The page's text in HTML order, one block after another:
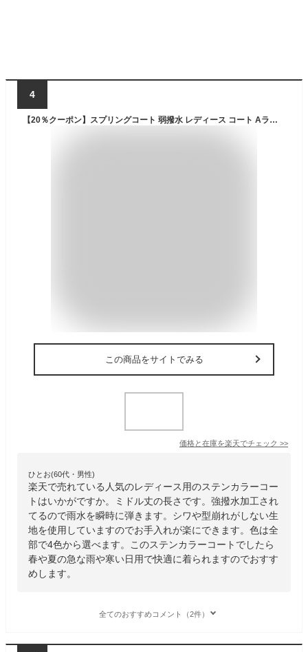
4
【20％クーポン】スプリングコート 弱撥水 レディース コート Aライン ステンカラーコート 入学式 入園式 卒入学 Filomo ステンカラー はっ水 アウター 通勤 春 秋 ライトアウター 仕事 ビジネス フォーマル 卒業式 卒園式 ギフト 5F (08000069r)
この商品をサイトでみる
価格と在庫を楽天でチェック >>
ひとお(60代・男性)
楽天で売れている人気のレディース用のステンカラーコー
トはいかがですか。ミドル丈の長さです。強撥水加工され
てるので雨水を瞬時に弾きます。シワや型崩れがしない生
地を使用していますのでお手入れが楽にできます。色は全
部で4色から選べます。このステンカラーコートでしたら
春や夏の急な雨や寒い日用で快適に着られますのでおすす
めします。
全てのおすすめコメント（2件）